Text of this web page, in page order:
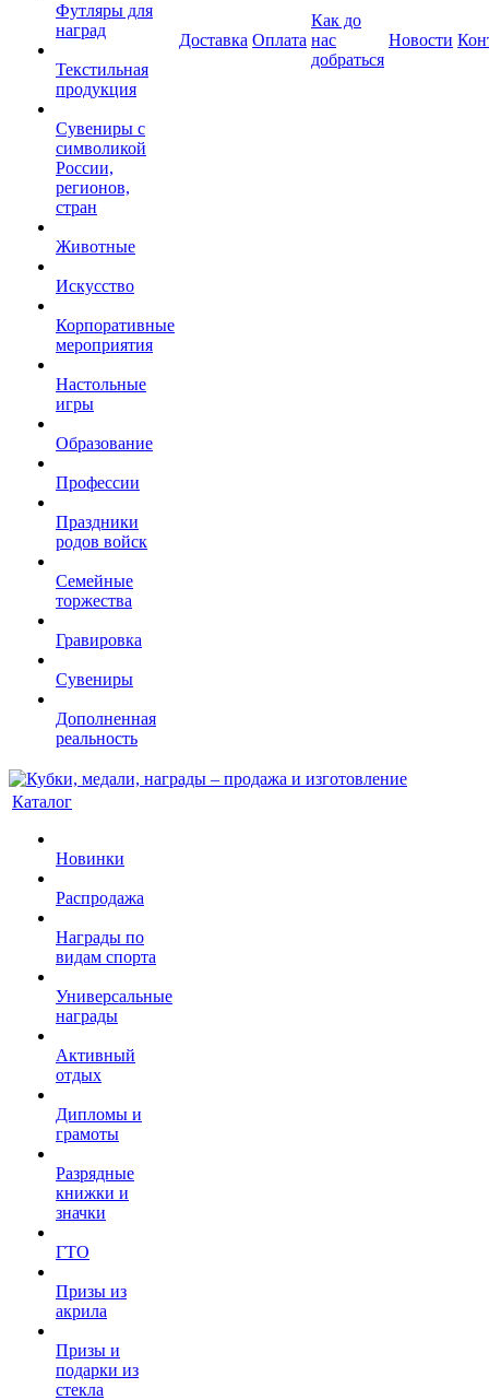
Футляры для
наград
Текстильная
продукция
Сувениры с
символикой
России,
регионов,
стран
Животные
Искусство
Корпоративные
мероприятия
Настольные
игры
Образование
Профессии
Праздники
родов войск
Семейные
торжества
Гравировка
Сувениры
Дополненная
реальность
Доставка Оплата
Как до
нас
добраться
Новости
Каталог
Новинки
Распродажа
Награды по
видам спорта
Универсальные
награды
Активный
отдых
Дипломы и
грамоты
Разрядные
книжки и
значки
ГТО
Призы из
акрила
Призы и
подарки из
стекла